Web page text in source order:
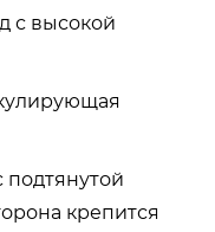
с высокой
подтянутой
крепится